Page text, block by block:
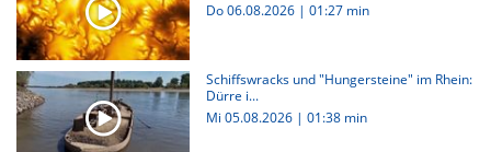
Do 06.08.2026 | 01:27 min
Schiffswracks und "Hungersteine" im Rhein:
Dürre i...
Mi 05.08.2026 | 01:38 min